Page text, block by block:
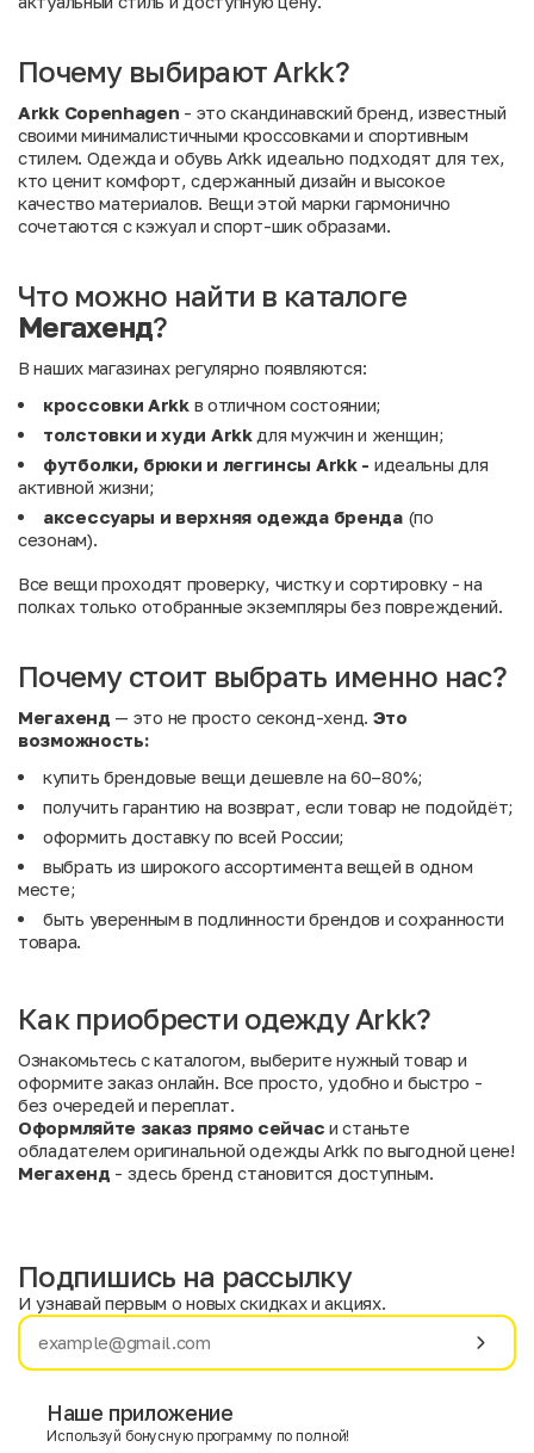
Почему выбирают Arkk?
Arkk Copenhagen - это скандинавский бренд, известный
своими минималистичными кроссовками и спортивным
стилем. Одежда и обувь Arkk идеально подходят для тех,
кто ценит комфорт, сдержанный дизайн и высокое
качество материалов. Вещи этой марки гармонично
сочетаются с кэжуал и спорт-шик образами.
Что можно найти в каталоге
Мегахенд?
В наших магазинах регулярно появляются:
кроссовки Arkk в отличном состоянии;
толстовки и худи Arkkдля мужчин и женщин;
футболки, брюки и леггинсы Arkk - идеальны для
активной жизни;
аксессуары и верхняя одежда бренда(по
сезонам).
Все вещи проходят проверку, чистку и сортировку - на
полках только отобранные экземпляры без повреждений.
Почему стоит выбрать именно нас?
Мегахенд — это не просто секонд-хенд. Это
возможность:
купить брендовые вещи дешевле на 60–80%;
получить гарантию на возврат, если товар не подойдёт;
оформить доставку по всей России;
выбрать из широкого ассортимента вещей в одном
месте;
быть уверенным в подлинности брендов и сохранности
товара.
Как приобрести одежду Arkk?
Ознакомьтесь с каталогом, выберите нужный товар и
оформите заказ онлайн. Все просто, удобно и быстро -
без очередей и переплат.
Оформляйте заказ прямо сейчас и станьте
обладателем оригинальной одежды Arkk по выгодной цене!
Мегахенд - здесь бренд становится доступным.
Имя
E-mail
Подпишись на рассылку
И узнавай первым о новых скидках и акциях.
Наше приложение
Используй бонусную программу по полной!